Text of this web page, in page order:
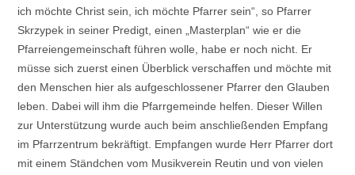
ich möchte Christ sein, ich möchte Pfarrer sein“, so Pfarrer
Skrzypek in seiner Predigt, einen „Masterplan“ wie er die
Pfarreiengemeinschaft führen wolle, habe er noch nicht. Er
müsse sich zuerst einen Überblick verschaffen und möchte mit
den Menschen hier als aufgeschlossener Pfarrer den Glauben
leben. Dabei will ihm die Pfarrgemeinde helfen. Dieser Willen
zur Unterstützung wurde auch beim anschließenden Empfang
im Pfarrzentrum bekräftigt. Empfangen wurde Herr Pfarrer dort
mit einem Ständchen vom Musikverein Reutin und von vielen